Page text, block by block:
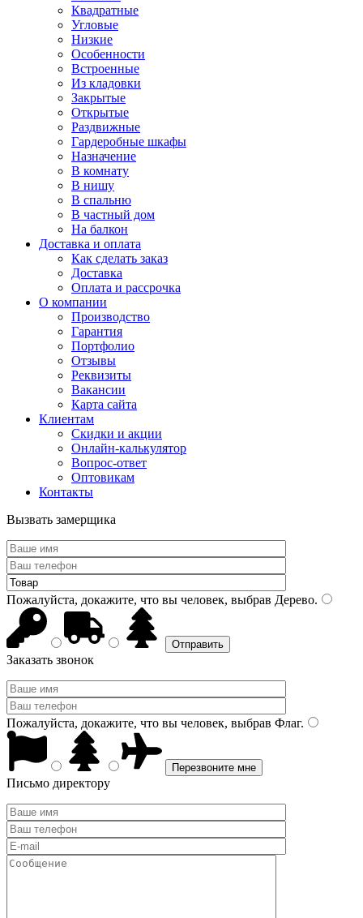
Квадратные
Угловые
Низкие
Особенности
Встроенные
Из кладовки
Закрытые
Открытые
Раздвижные
Гардеробные шкафы
Назначение
В комнату
В нишу
В спальню
В частный дом
На балкон
Доставка и оплата
Как сделать заказ
Доставка
Оплата и рассрочка
О компании
Производство
Гарантия
Портфолио
Отзывы
Реквизиты
Вакансии
Карта сайта
Клиентам
Скидки и акции
Онлайн-калькулятор
Вопрос-ответ
Оптовикам
Контакты
Вызвать замерщика
Пожалуйста, докажите, что вы человек, выбрав Дерево.
Заказать звонок
Пожалуйста, докажите, что вы человек, выбрав Флаг.
Письмо директору